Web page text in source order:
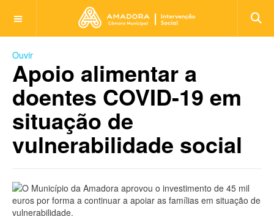
OFF CANVAS
Ouvir
Apoio alimentar a
doentes COVID-19 em
situação de
vulnerabilidade social